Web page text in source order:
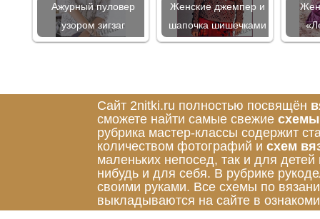
Ажурный пуловер
узором зигзаг
Женские джемпер и
шапочка шишечками
Сайт 2nitki.ru полностью посвящён
сможете найти самые свежие схемы
рубрика мастер-классы содержит
количеством фотографий и схем
маленьких непосед, так и для
нибудь и для себя. В рубрике
своими руками. Все схемы по
выкладываются на сайте в